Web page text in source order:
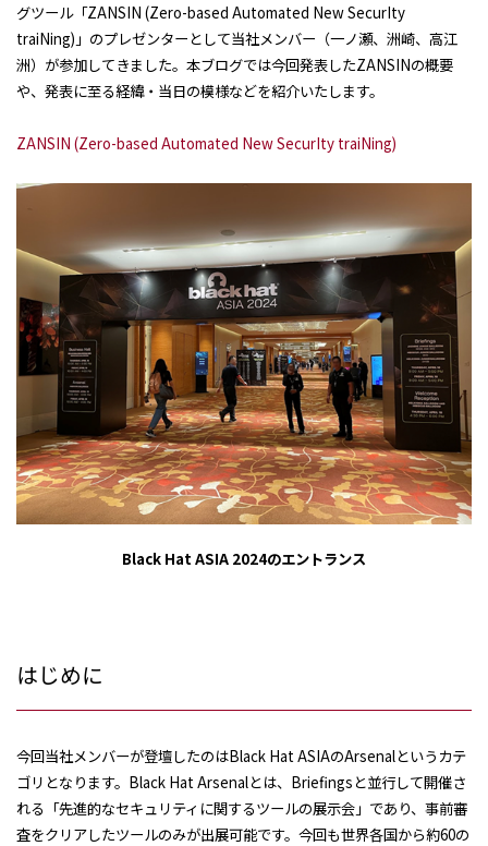
グツール「ZANSIN (Zero-based Automated New SecurIty
traiNing) 」のプレゼンターとして当社メンバー（一ノ瀬、洲崎、高江
洲）が参加してきました。本ブログでは今回発表したZANSINの概要
や、発表に至る経緯・当日の模様などを紹介いたします。
ZANSIN (Zero-based Automated New SecurIty traiNing)
Black Hat ASIA 2024のエントランス
はじめに
今回当社メンバーが登壇したのはBlack Hat ASIAのArsenalというカテ
ゴリとなります。 Black Hat Arsenalとは、 Briefings と並行して開催さ
れる「先進的なセキュリティに関するツールの展示会」であり、事前審
査をクリアしたツールのみが出展可能です。今回も世界各国から約60の